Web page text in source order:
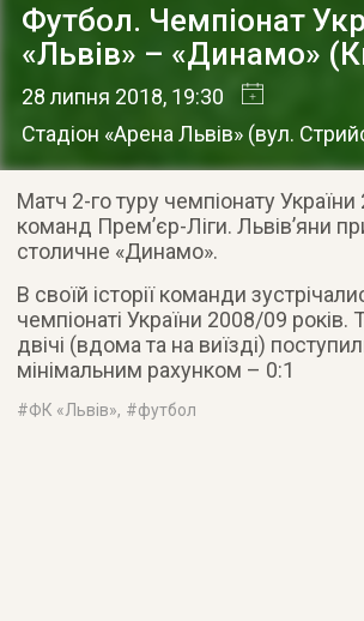
Футбол. Чемпіонат
«Львів» – «Динамо»
28 липня 2018, 19:30
Стадіон «Арена Львів» (вул.
Матч 2-го туру чемпіонату
команд Прем’єр-Ліги. Львів’яни
столичне «Динамо».
В своїй історії команди
чемпіонаті України 2008/09 років.
двічі (вдома та на виїзді)
мінімальним рахунком – 0:1
#ФК «Львів», #футбол